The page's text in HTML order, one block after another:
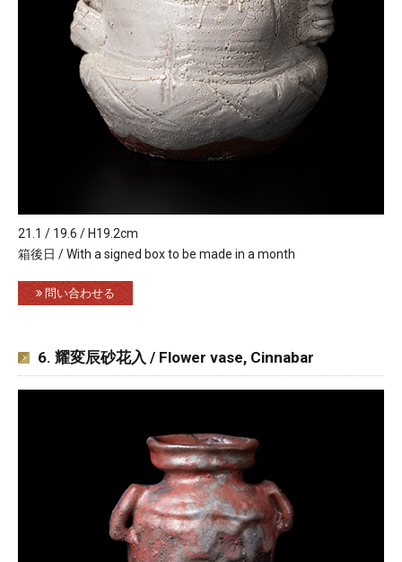
21.1 / 19.6 / H19.2cm
箱後日 / With a signed box to be made in a month
問い合わせる
6. 耀変辰砂花入 / Flower vase, Cinnabar